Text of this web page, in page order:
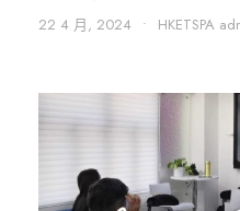
22 4 月, 2024 • HKETSPA